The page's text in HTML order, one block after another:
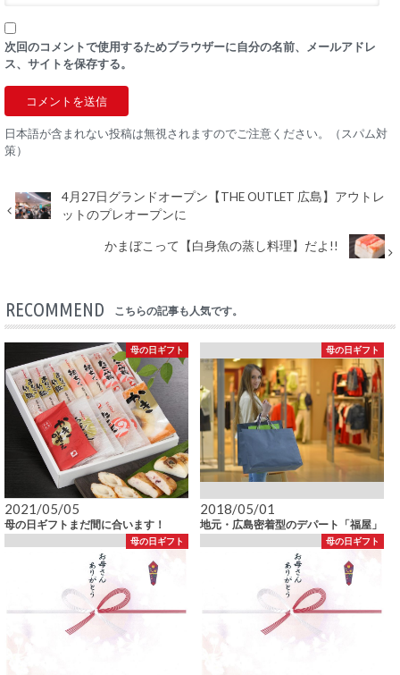
次回のコメントで使用するためブラウザーに自分の名前、メールアドレ
ス、サイトを保存する。
日本語が含まれない投稿は無視されますのでご注意ください。（スパム対
策）
4月27日グランドオープン【THE OUTLET 広島】アウトレ
ットのプレオープンに
かまぼこって【白身魚の蒸し料理】だよ!!
RECOMMEND こちらの記事も人気です。
母の日ギフト
2021/05/05
母の日ギフトまだ間に合います！
母の日ギフト
2018/05/01
地元・広島密着型のデパート「福屋」
母の日ギフト 母の日ギフト